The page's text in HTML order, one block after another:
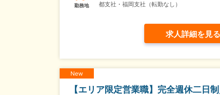
勤務地
都支社・福岡支社（転勤なし）
求人詳細を見る
New
【エリア限定営業職】完全週休二日